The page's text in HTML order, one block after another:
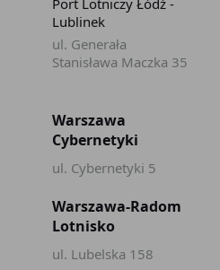
Port Lotniczy Łódź -
Lublinek
ul. Generała
Stanisława Maczka 35
Warszawa
Cybernetyki
ul. Cybernetyki 5
Warszawa-Radom
Lotnisko
ul. Lubelska 158